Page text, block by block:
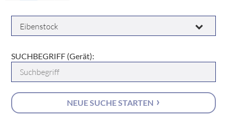
HERSTELLER:
SUCHBEGRIFF (Gerät):
NEUE SUCHE STARTEN